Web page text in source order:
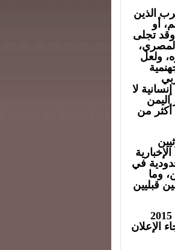
الذين
أو
وقد تجلى
ولعل
لا
أكثر من
والاشتباكات الحدودية في
وما
ليلة 4 أيار 2015 بين مقاتلين قبليين
وكان السيد عبد الملك الحوثي قد أكد في كلمة متلفزة له يوم 19 نيسان 2015
الإعلان